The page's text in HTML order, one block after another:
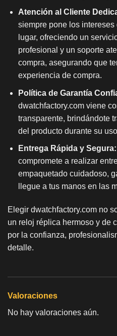
Atención al Cliente
siempre pone los
lugar, ofreciendo un
profesional y un soporte
compra, asegurando que
experiencia de compra.
Política de Garantía
dwatchfactory.com viene
transparente, brindándote
del producto durante su
Entrega Rápida y Segura:
compromete a realizar
empaquetado cuidadoso,
llegue a tus manos en las
Elegir dwatchfactory.com no
un reloj réplica hermoso y de
por la confianza,
detalle.
Valoraciones
No hay valoraciones aún.